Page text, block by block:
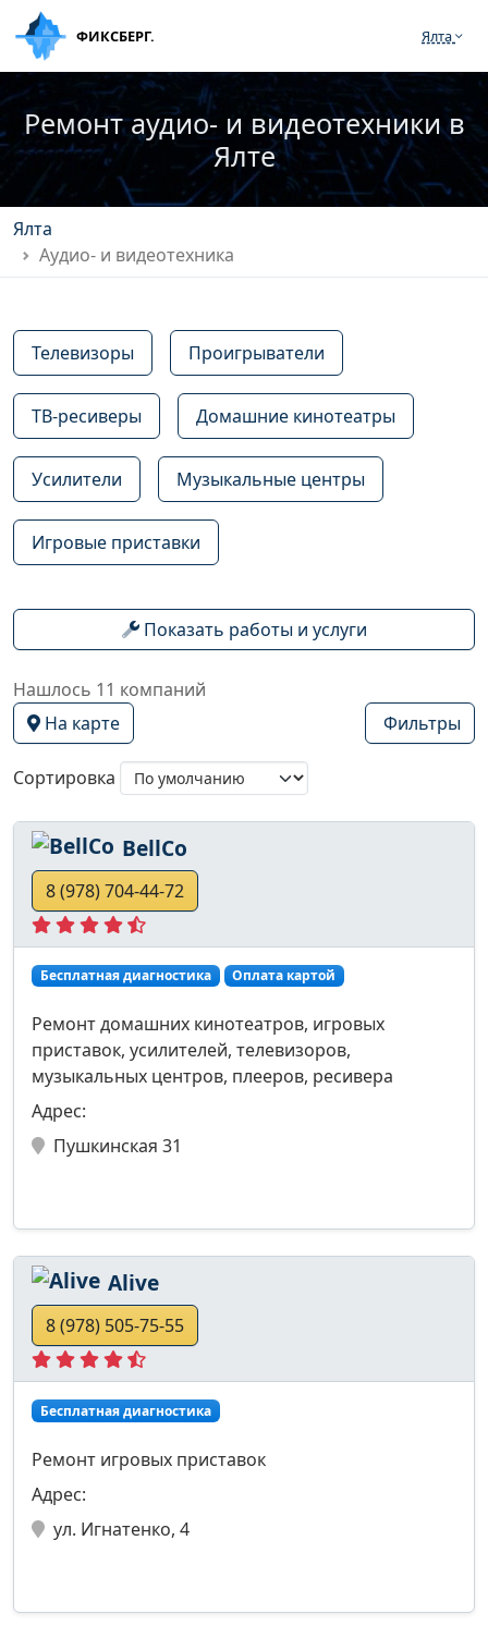
ФИКСБЕРГ. Ялта
Ремонт аудио- и видеотехники в
Ялте
Ялта
Аудио- и видеотехника
Телевизоры Проигрыватели
ТВ-ресиверы Домашние кинотеатры
Усилители Музыкальные центры
Игровые приставки
Показать работы и услуги
Нашлось 11 компаний
На карте
Фильтры
Сортировка
BellCo
8 (978) 704-44-72
Бесплатная диагностика Оплата картой
Ремонт домашних кинотеатров, игровых
приставок, усилителей, телевизоров,
музыкальных центров, плееров, ресивера
Адрес:
Пушкинская 31
Alive
8 (978) 505-75-55
Бесплатная диагностика
Ремонт игровых приставок
Адрес:
ул. Игнатенко, 4